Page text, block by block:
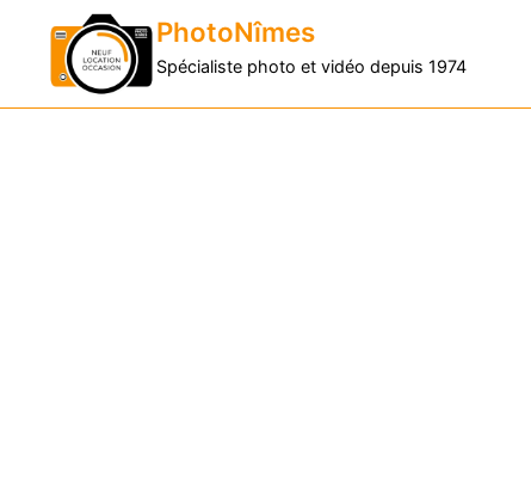
PhotoNîmes
Spécialiste photo et vidéo depuis 1974